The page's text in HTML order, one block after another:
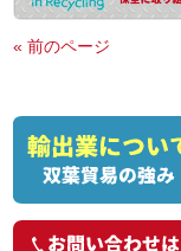
« 前のページ